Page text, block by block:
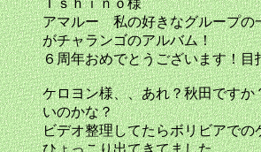
Ｉｓｈｉｎｏ様
アマルー 私の好きなグループの
がチャランゴのアルバム！
６周年おめでとうございます！目
ケロヨン様、、あれ？秋田です
いのかな？
ビデオ整理してたらボリビアでの
ひょっこり出てきてました。